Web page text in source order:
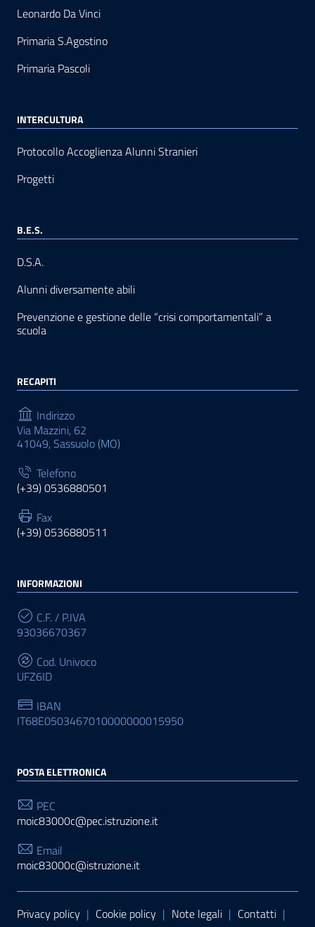
Leonardo Da Vinci
Primaria S.Agostino
Primaria Pascoli
INTERCULTURA
Protocollo Accoglienza Alunni Stranieri
Progetti
B.E.S.
D.S.A.
Alunni diversamente abili
Prevenzione e gestione delle “crisi comportamentali” a
scuola
RECAPITI
Indirizzo
Via Mazzini, 62
41049, Sassuolo (MO)
Telefono
(+39) 0536880501
Fax
(+39) 0536880511
INFORMAZIONI
C.F. / P.IVA
93036670367
Cod. Univoco
UFZ6ID
IBAN
IT68E0503467010000000015950
POSTA ELETTRONICA
PEC
moic83000c@pec.istruzione.it
Email
moic83000c@istruzione.it
Sezione Link Utili
Privacy policy | Cookie policy | Note legali | Contatti |